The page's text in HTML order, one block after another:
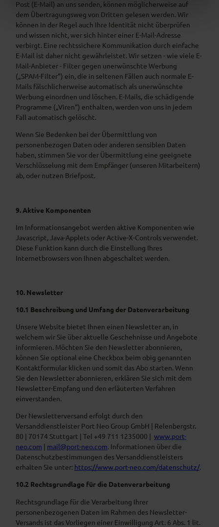
Post (E-Mail) an uns senden, können möglicherweise auf
dem Übertragungsweg von Dritten gelesen werden. Wir
können in der Regel auch Ihre Identität nicht überprüfen
und wissen nicht, wer sich hinter einer E-Mail-Adresse
verbirgt. Eine rechtssichere Kommunikation durch einfache
E-Mail ist daher nicht gewährleistet. Wir setzen - wie viele E-
Mail-Anbieter - Filter gegen unerwünschte Werbung
(„SPAM-Filter“) ein, die in seltenen Fällen auch normale E-
Mails fälschlicherweise automatisch als unerwünschte
Werbung einordnen und löschen. E-Mails, die schädigende
Programme („Viren“) enthalten, werden von uns in jedem
Fall automatisch gelöscht.
Wenn Sie Bedenken bei der Übermittlung von
personenbezogen Daten oder anderen sensiblen Daten
haben, stimmen Sie vor der Übermittlung eine geeignete
Verschlüsselung mit dem Empfänger (unseren Mitarbeitern)
ab, oder nutzen Briefpost.
9. Aktive Komponenten
Im Informationsangebot werden aktive Komponenten wie
Javascript, Java-Applets oder Active-X-Controls verwendet.
Diese Funktion kann durch die Einstellung Ihres
Internetbrowsers von Ihnen abgeschaltet werden.
10. Newsletter
10.1 Beschreibung und Umfang der Datenverarbeitung
Unsere Website bietet Ihnen einen Newsletter an, in
welchem wir Sie über aktuelle Geschehnisse und Angebote
informieren. Möchten Sie den Newsletter abonnieren,
können Sie optional eine Checkbox beim obig genannten
Kontaktformular klicken und somit das Abo starten. Wenn
Sie den Newsletter abonnieren, erklären Sie sich mit dem
Newsletter-Empfang und den erläuterten Verfahren
einverstanden.
Der Newsletterversand erfolgt durch den
Versanddienstleister Port Neo Group GmbH | Relenbergstr.
80 | 70174 Stuttgart | Tel +49 711 1235000 | www.port-
neo.com | mail@port-neo.com. Informationen über die
Datenschutzbestimmungen des Versanddienstleisters
erhalten Sie unter: https://www.port-neo.com/datenschutz/.
10.2 Rechtsgrundlage für die Datenverarbeitung
Rechtsgrundlage für die Verarbeitung Ihrer
personenbezogenen Daten im Rahmen des Newsletter-
Versands ist das Vorliegen einer Einwilligung Art. 6 Abs. 1 lit.